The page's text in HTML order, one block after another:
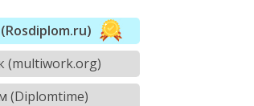
(multiwork.org)
(Diplomtime)